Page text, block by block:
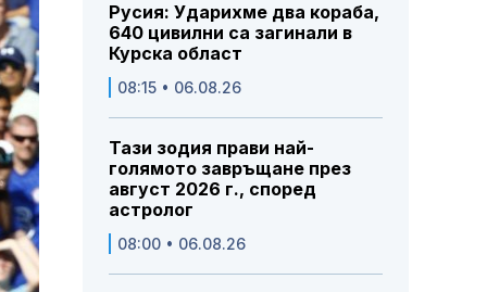
Русия: Ударихме два кораба,
640 цивилни са загинали в
Курска област
08:15 • 06.08.26
Тази зодия прави най-
голямото завръщане през
август 2026 г., според
астролог
08:00 • 06.08.26